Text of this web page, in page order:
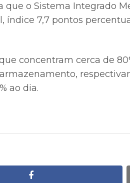
o Sistema Integrado
índice 7,7 pontos
concentram cerca de
ao dia.
facebook